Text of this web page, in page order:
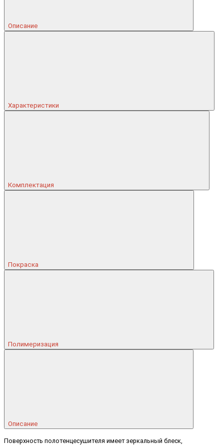
Описание
Характеристики
Комплектация
Покраска
Полимеризация
Описание
Поверхность полотенцесушителя имеет зеркальный блеск,